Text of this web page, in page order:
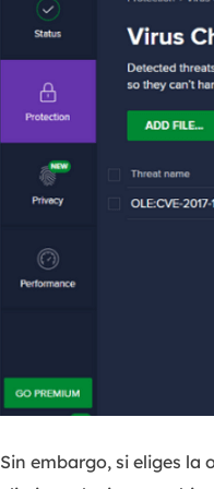
Sin embargo, si eliges